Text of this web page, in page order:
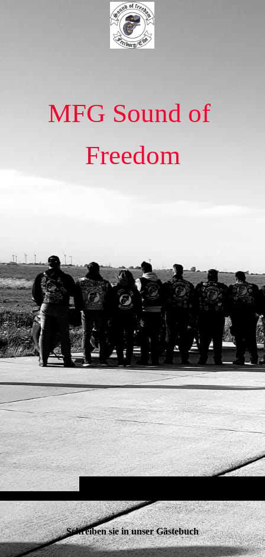
MFG Sound of
Freedom
Schreiben sie in unser Gästebuch